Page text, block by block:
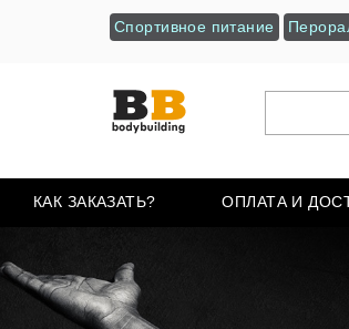
Спортивное питание
КАК ЗАКАЗАТЬ? ОПЛАТА И